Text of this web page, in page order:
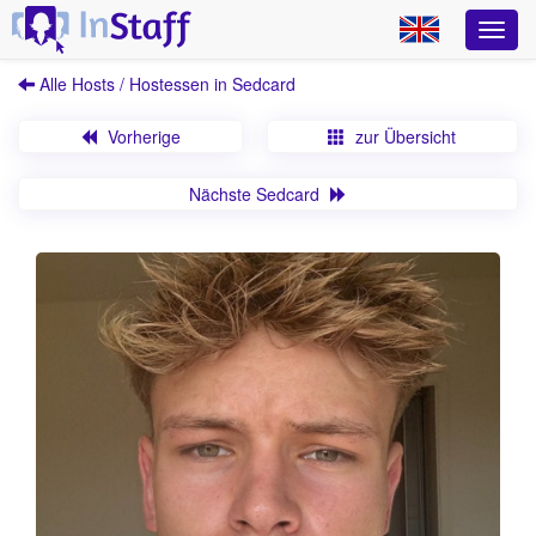
Alle Hosts / Hostessen in Sedcard
Vorherige zur Übersicht
Nächste Sedcard